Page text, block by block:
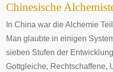
Chinesische
In China war die Alchemie
Man glaubte in einigen
sieben Stufen der
Gottgleiche, Rechtschaffene,